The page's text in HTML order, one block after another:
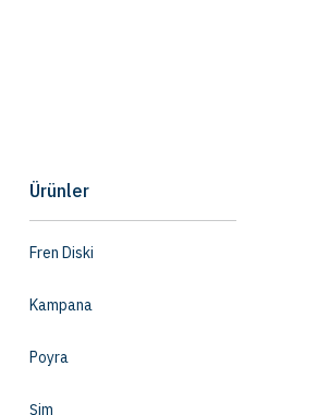
Ürünler
Fren Diski
Kampana
Poyra
Şim